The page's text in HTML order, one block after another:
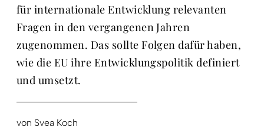
für internationale Entwicklung relevanten
Fragen in den vergangenen Jahren
zugenommen. Das sollte Folgen dafür haben,
wie die EU ihre Entwicklungspolitik definiert
und umsetzt.
von Svea Koch